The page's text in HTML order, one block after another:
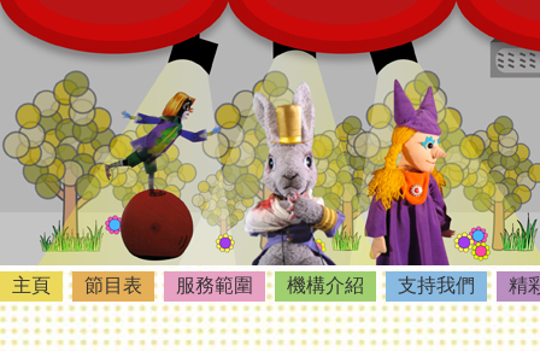
主頁 節目表 服務範圍 機構介紹 支持我們 精